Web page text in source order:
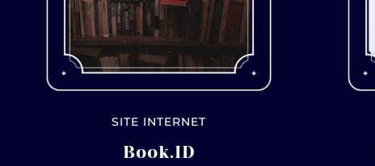
SITE INTERNET
Book.ID